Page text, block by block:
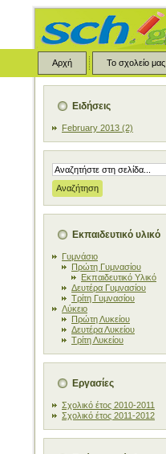
Αρχή Το σχολείο μας
Ειδήσεις
February 2013 (2)
Εκπαιδευτικό υλικό
Γυμνάσιο
Πρώτη Γυμνασίου
Εκπαιδευτικό Υλικό
Δευτέρα Γυμνασίου
Τρίτη Γυμνασίου
Λύκειο
Πρώτη Λυκείου
Δευτέρα Λυκείου
Τρίτη Λυκείου
Εργασίες
Σχολικό έτος 2010-2011
Σχολικό έτος 2011-2012